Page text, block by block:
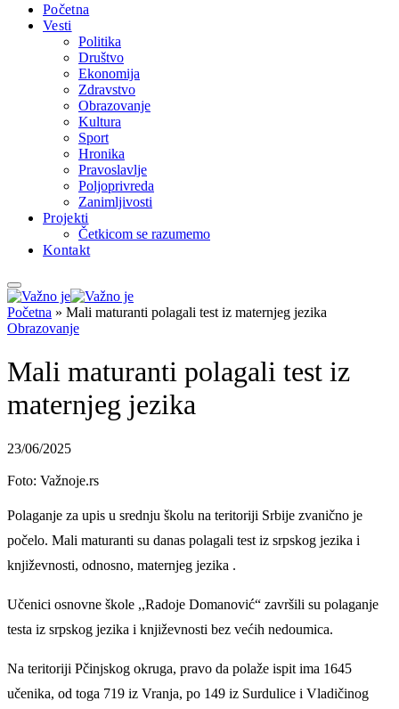
Početna
Vesti
Politika
Društvo
Ekonomija
Zdravstvo
Obrazovanje
Kultura
Sport
Hronika
Pravoslavlje
Poljoprivreda
Zanimljivosti
Projekti
Četkicom se razumemo
Kontakt
Početna » Mali maturanti polagali test iz maternjeg jezika
Obrazovanje
Mali maturanti polagali test iz
maternjeg jezika
23/06/2025
Foto: Važnoje.rs
Polaganje za upis u srednju školu na teritoriji Srbije zvanično je
počelo. Mali maturanti su danas polagali test iz srpskog jezika i
književnosti, odnosno, maternjeg jezika .
Učenici osnovne škole ,,Radoje Domanović“ završili su polaganje
testa iz srpskog jezika i književnosti bez većih nedoumica.
Na teritoriji Pčinjskog okruga, pravo da polaže ispit ima 1645
učenika, od toga 719 iz Vranja, po 149 iz Surdulice i Vladičinog